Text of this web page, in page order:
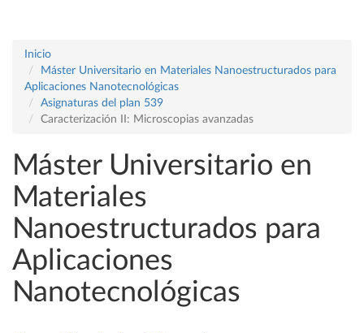
Inicio
Máster Universitario en Materiales Nanoestructurados para
Aplicaciones Nanotecnológicas
Asignaturas del plan 539
Caracterización II: Microscopias avanzadas
Máster Universitario en
Materiales
Nanoestructurados para
Aplicaciones
Nanotecnológicas